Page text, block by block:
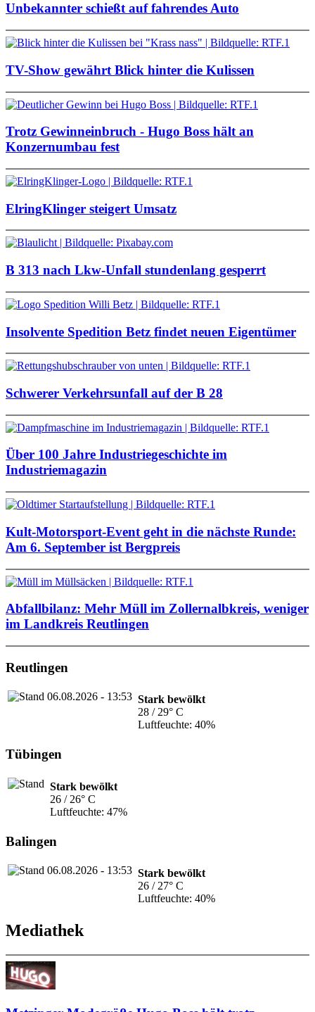
Unbekannter schießt auf fahrendes Auto
TV-Show gewährt Blick hinter die Kulissen
Trotz Gewinneinbruch - Hugo Boss hält an
Konzernumbau fest
ElringKlinger steigert Umsatz
B 313 nach Lkw-Unfall stundenlang gesperrt
Insolvente Spedition Betz findet neuen Eigentümer
Schwerer Verkehrsunfall auf der B 28
Über 100 Jahre Industriegeschichte im
Industriemagazin
Kult-Motorsport-Event geht in die nächste Runde:
Am 6. September ist Bergpreis
Abfallbilanz: Mehr Müll im Zollernalbkreis, weniger
im Landkreis Reutlingen
Reutlingen
Stark bewölkt
28 / 29° C
Luftfeuchte: 40%
Tübingen
Stark bewölkt
26 / 26° C
Luftfeuchte: 47%
Balingen
Stark bewölkt
26 / 27° C
Luftfeuchte: 40%
Mediathek